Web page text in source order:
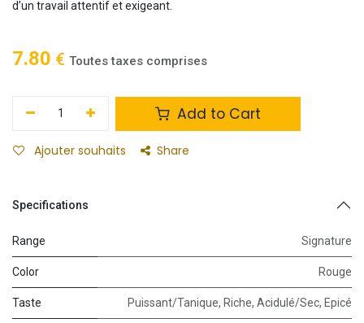
d’un travail attentif et exigeant.
7.80 € Toutes taxes comprises
Add to Cart
Ajouter souhaits Share
Specifications
Range Signature
Color Rouge
Taste Puissant/Tanique, Riche, Acidulé/Sec, Epicé